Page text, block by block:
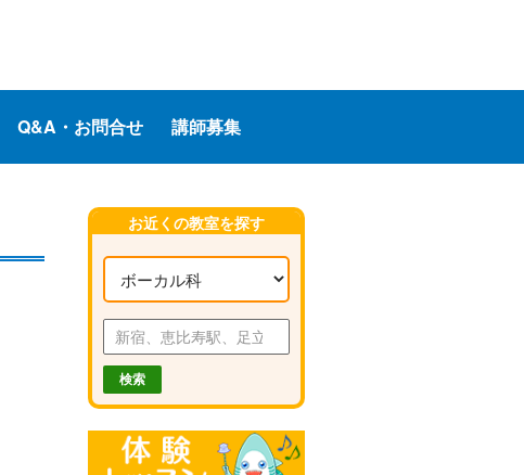
Q&A・お問合せ 講師募集
お近くの教室を探す